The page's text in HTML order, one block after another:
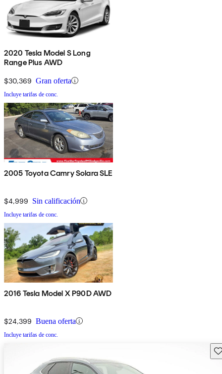
2020 Tesla Model S Long
Range Plus AWD
$30,369 Gran oferta
Incluye tarifas de conc.
2005 Toyota Camry Solara SLE
$4,999 Sin calificación
Incluye tarifas de conc.
2016 Tesla Model X P90D AWD
$24,399 Buena oferta
Incluye tarifas de conc.